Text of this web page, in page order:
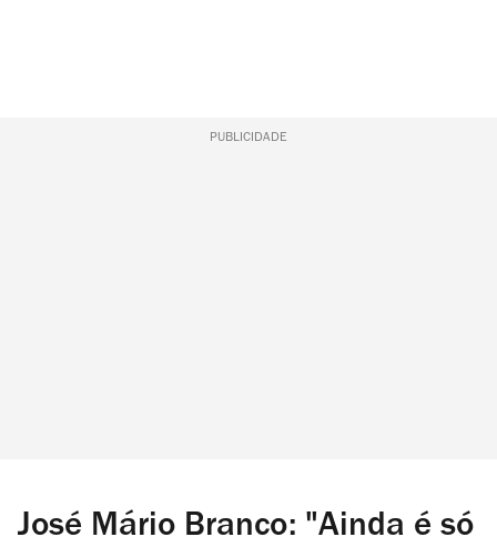
PUBLICIDADE
José Mário Branco: "Ainda é só